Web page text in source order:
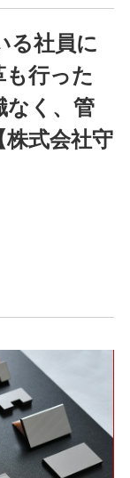
る社員に
行った
なく、管
式会社守